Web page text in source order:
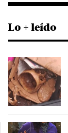
Lo + leído